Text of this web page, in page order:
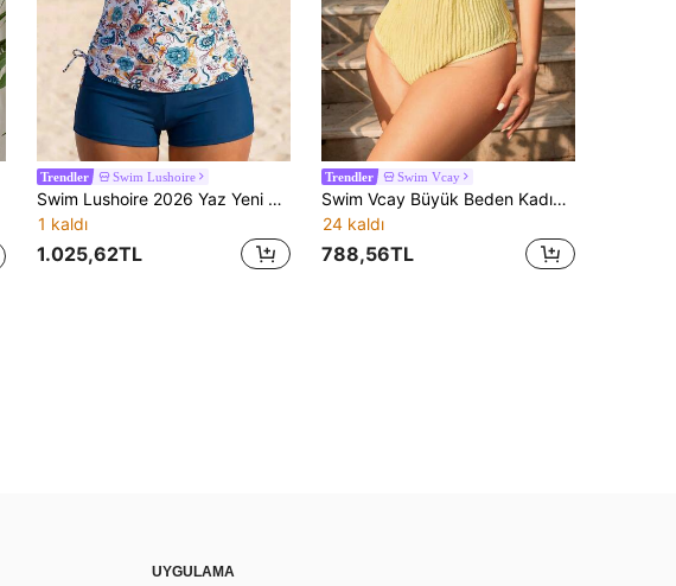
Trendler Swim Lushoire
Swim Lushoire 2026 Yaz Yeni Tropikal Baskılı İki Parçalı Etek Tarzı Kadın Plaj Tatili Mayosu
1 kaldı
1.025,62TL
Trendler Swim Vcay
Swim Vcay Büyük Beden Kadın Düz Renk Derin V Yaka Askılı Tek Parça Mayo
24 kaldı
788,56TL
UYGULAMA